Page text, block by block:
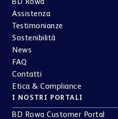
BD Rowa
Assistenza
Testimonianze
Sostenibilità
News
FAQ
Contatti
Etica & Compliance
I NOSTRI PORTALI
BD Rowa Customer Portal